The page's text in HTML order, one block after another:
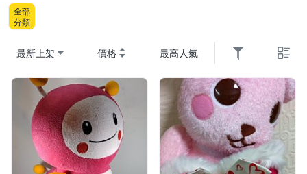
全部
分類
最新上架 價格 最高人氣